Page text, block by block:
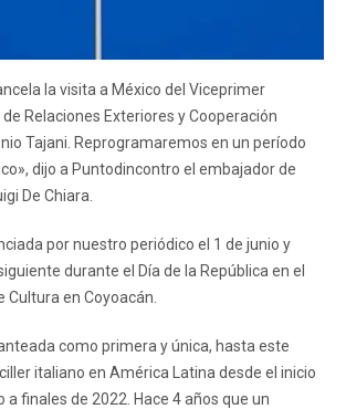
la visita a México del Viceprimer
Relaciones Exteriores y Cooperación
Tajani. Reprogramaremos en un período
dijo a Puntodincontro el embajador de
De Chiara.
por nuestro periódico el 1 de junio y
durante el Día de la República en el
Cultura en Coyoacán.
como primera y única, hasta este
italiano en América Latina desde el inicio
a finales de 2022. Hace 4 años que un